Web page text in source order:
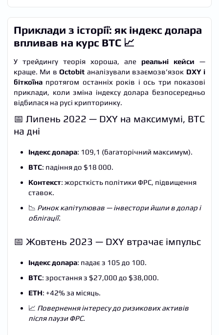
Приклади з історії: як індекс долара
впливав на курс BTC 📈
У трейдингу теорія хороша, але реальні кейси —
краще. Ми вOctobit аналізували взаємозв’язок DXY і
біткоїна протягом останніх років і ось три показові
приклади, коли зміна індексу долара безпосередньо
відбилася на русі крипторинку.
📅 Липень 2022 — DXY на максимумі, BTC
на дні
Індекс долара: 109,1 (багаторічний максимум).
BTC: падіння до $18 000.
Контекст: жорсткість політики ФРС, підвищення
ставок.
📉 Ринок капітулював — інвестори йшли в долар і
облігації.
📅 Жовтень 2023 — DXY втрачає імпульс
Індекс долара: падає з 105 до 100.
BTC: зростання з $27,000 до $38,000.
ETH: +42% за місяць.
📈 Повернення інтересу до ризикових активів
після паузи ФРС.